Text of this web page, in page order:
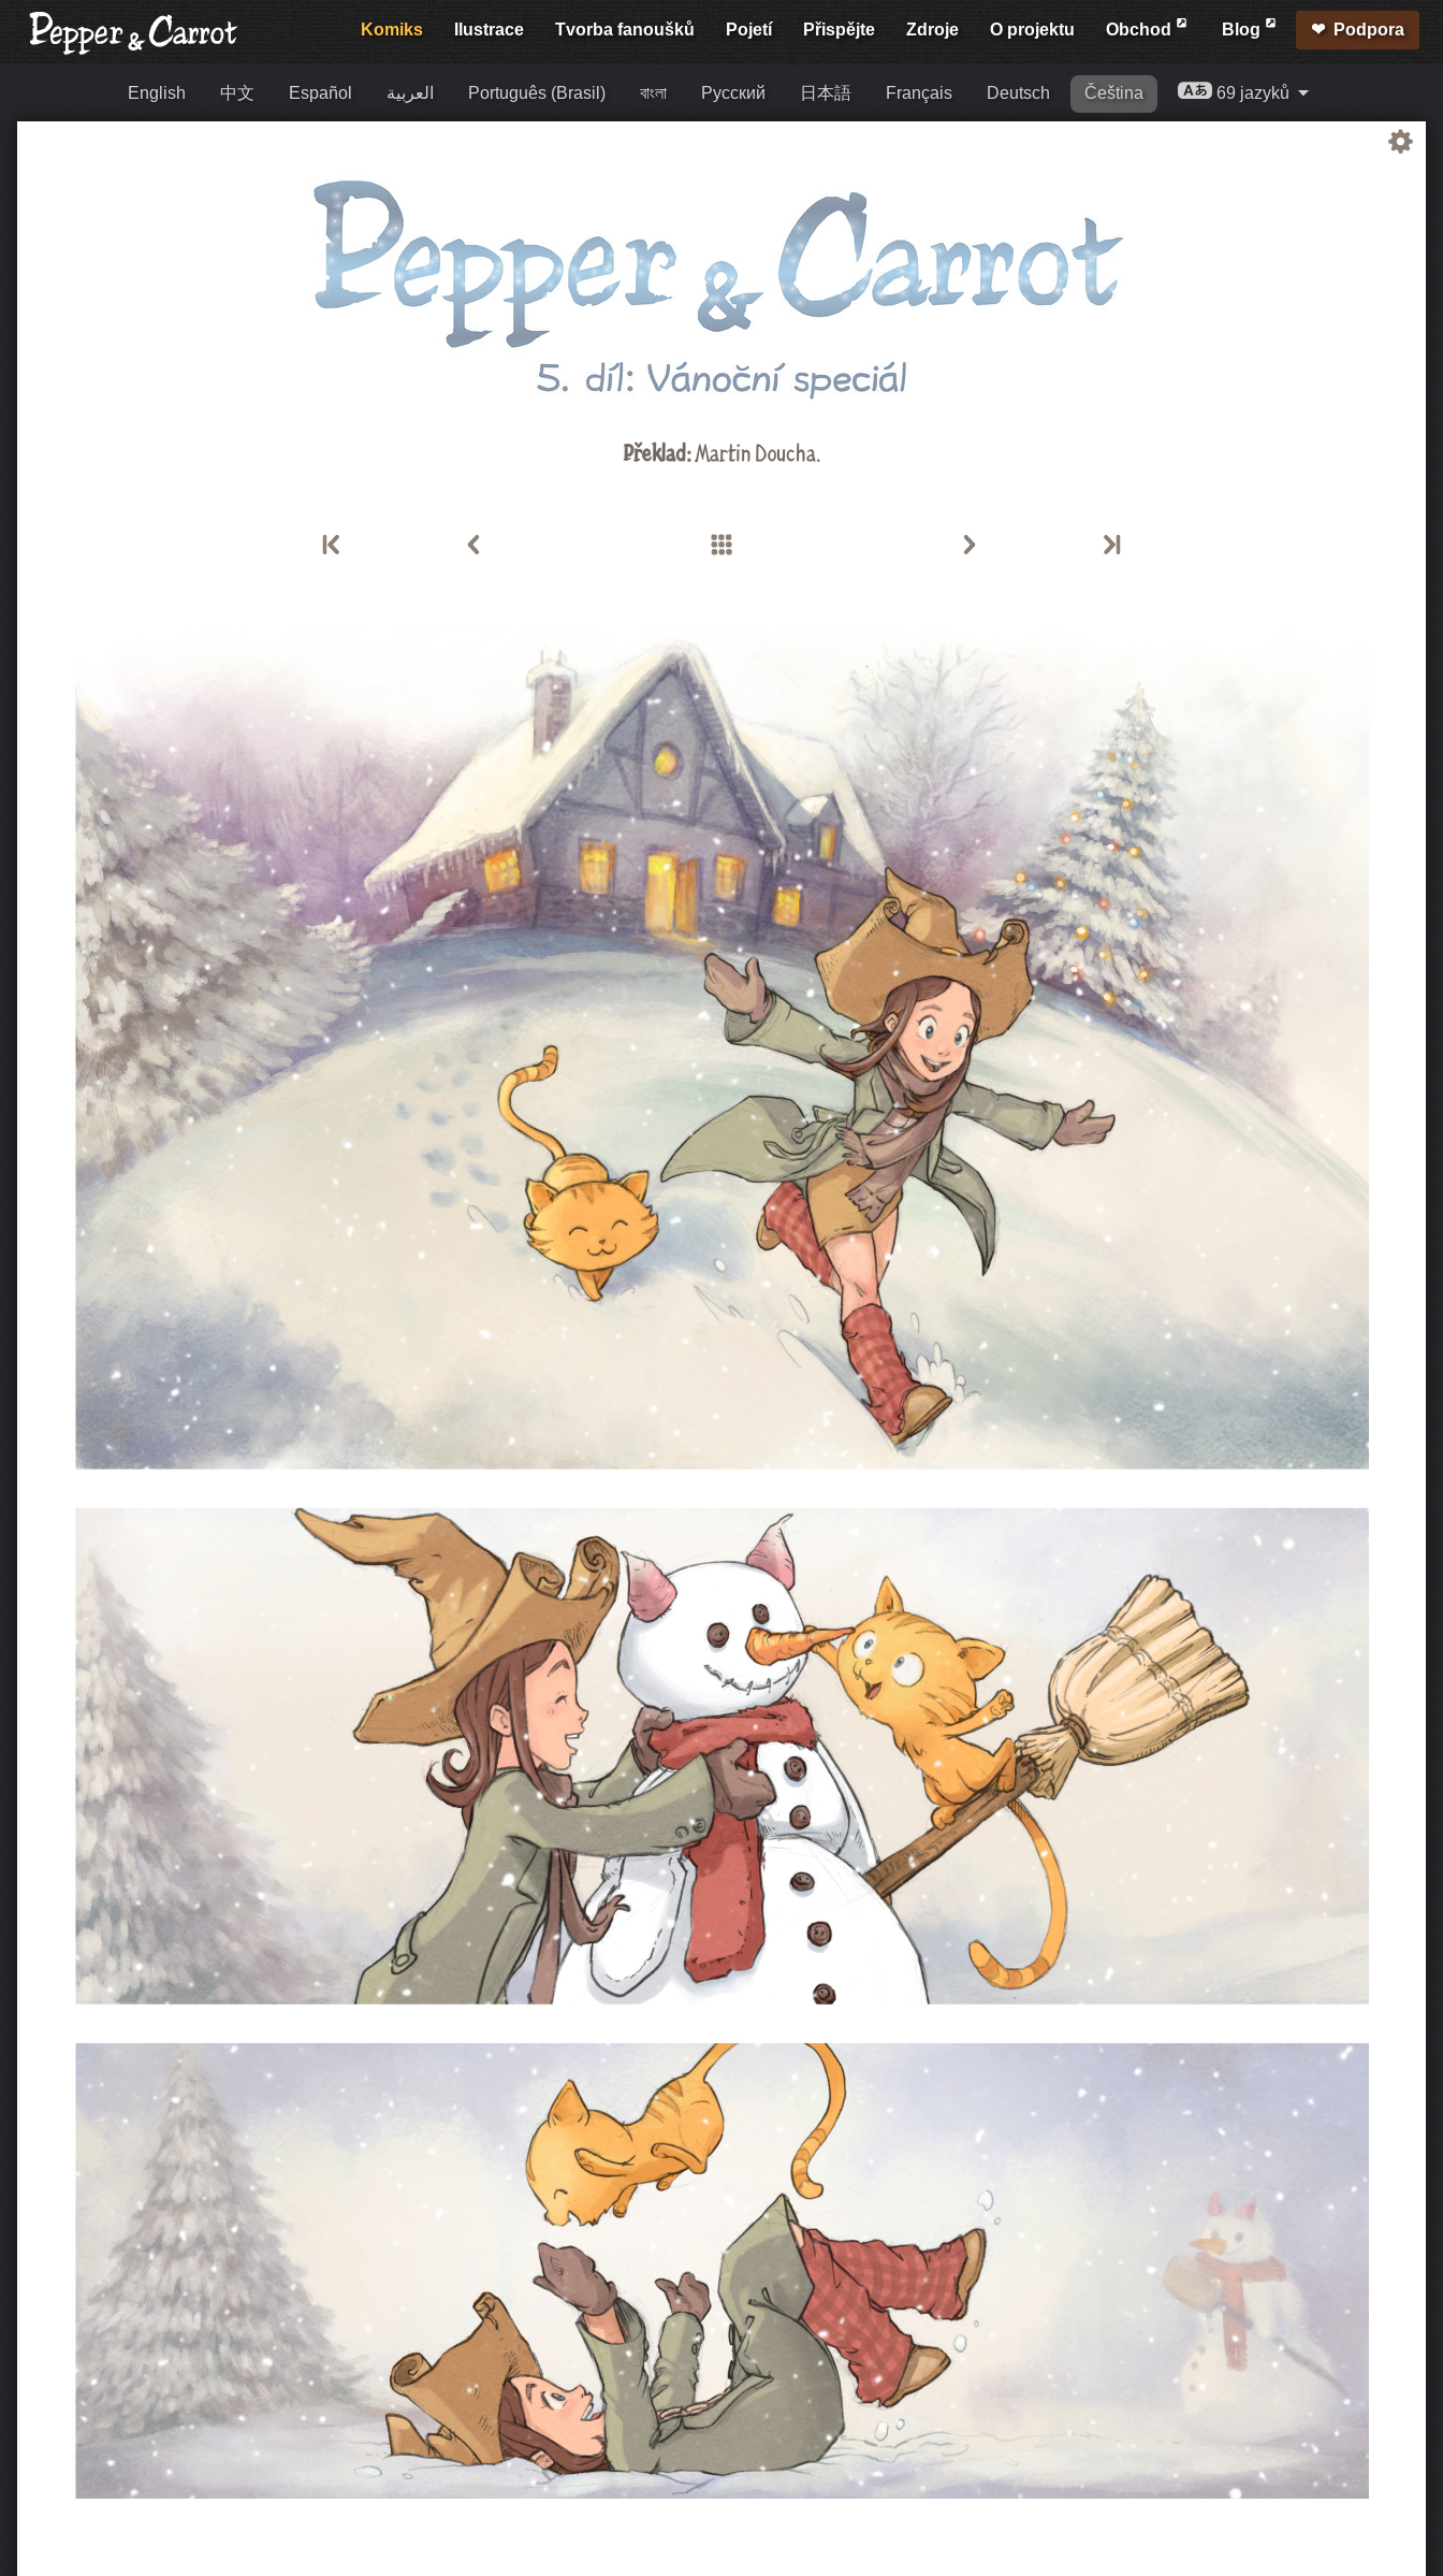
Komiks Ilustrace Tvorba fanoušků Pojetí Přispějte Zdroje O projektu Obchod Blog Podpora
English 中文 Español العربية Português (Brasil) বাংলা Русский 日本語 Français Deutsch Čeština 69 jazyků
Překlad:Martin Doucha.